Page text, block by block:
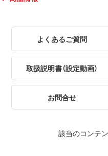
よくあるご質問
取扱説明書（設定動画）
お問合せ
該当のコンテ